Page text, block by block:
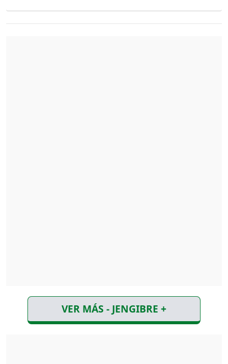
VER MÁS - JENGIBRE +